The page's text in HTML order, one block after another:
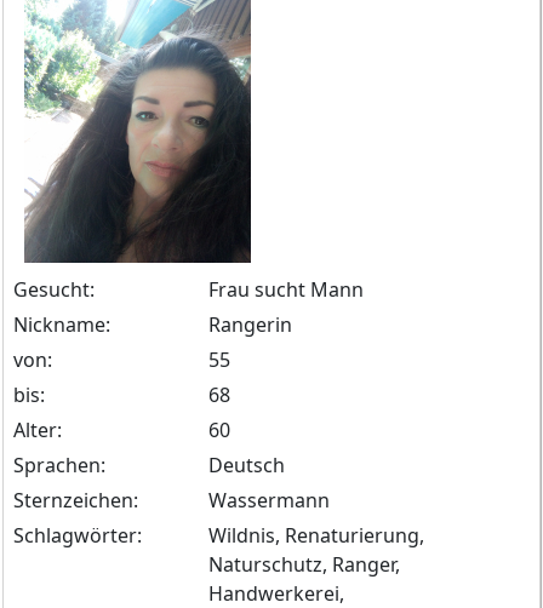
Gesucht:
Frau sucht Mann
Nickname:
Rangerin
von:
55
bis:
68
Alter:
60
Sprachen:
Deutsch
Sternzeichen:
Wassermann
Schlagwörter:
Wildnis, Renaturierung,
Naturschutz, Ranger,
Handwerkerei,